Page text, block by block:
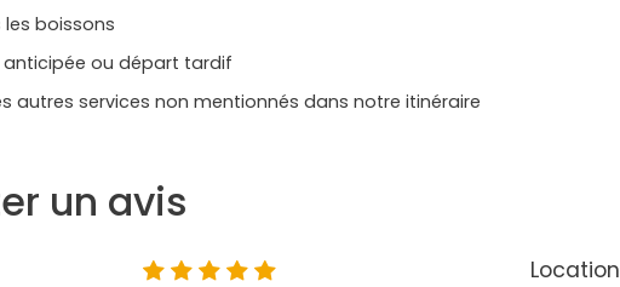
les boissons
anticipée ou départ tardif
autres services non mentionnés dans notre itinéraire
un avis
Location